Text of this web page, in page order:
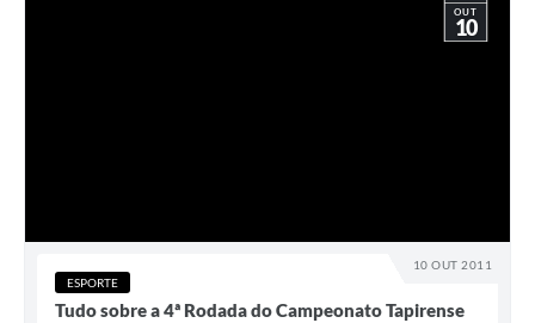
10 OUT 2011
OUT
10
ESPORTE
Tudo sobre a 4ª Rodada do Campeonato Tapirense